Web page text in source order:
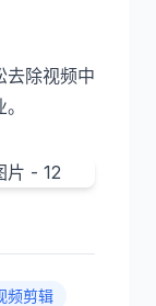
去除视频中
频剪辑